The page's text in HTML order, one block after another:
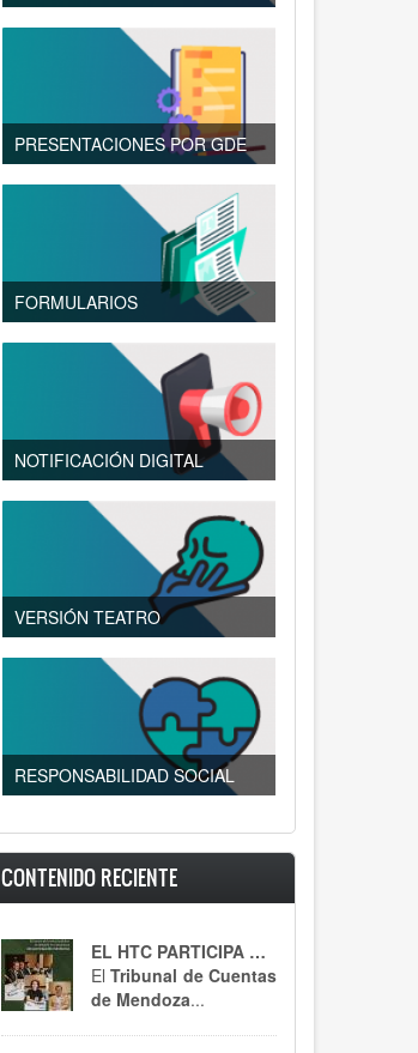
PRESENTACIONES POR GDE
FORMULARIOS
NOTIFICACIÓN DIGITAL
VERSIÓN TEATRO
RESPONSABILIDAD SOCIAL
CONTENIDO RECIENTE
EL HTC PARTICIPA DE UN ENCUENTRO CLAVE
El Tribunal de Cuentas
de Mendoza...